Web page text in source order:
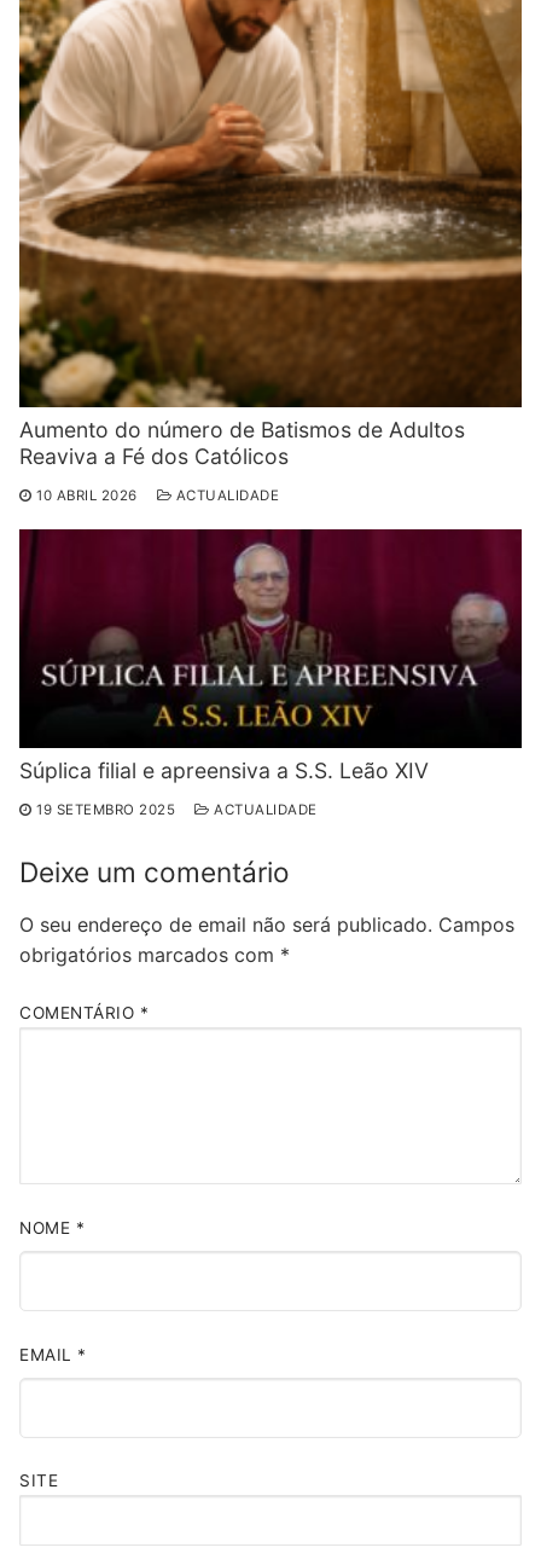
Aumento do número de Batismos de Adultos
Reaviva a Fé dos Católicos
10 ABRIL 2026 ACTUALIDADE
Súplica filial e apreensiva a S.S. Leão XIV
19 SETEMBRO 2025 ACTUALIDADE
Deixe um comentário
O seu endereço de email não será publicado. Campos
obrigatórios marcados com *
COMENTÁRIO *
NOME *
EMAIL *
SITE